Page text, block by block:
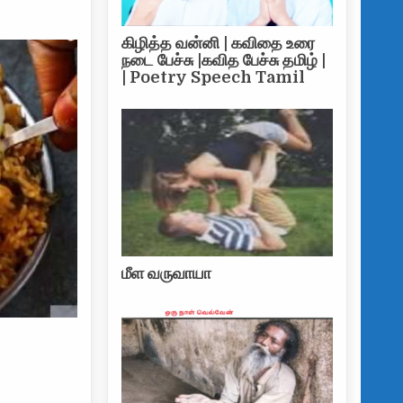
ஒரு முறை இப்டி செய்ங்க திரும்ப திரும்ப பிரியாணி செய்வீங்க
கிழித்த வன்னி | கவிதை உரை
நடை பேச்சு |கவித பேச்சு தமிழ் |
| Poetry Speech Tamil
மீள வருவாயா